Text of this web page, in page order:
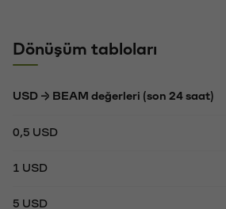
Dönüşüm tabloları
USD → BEAM değerleri (son 24 saat)
0,5 USD
1 USD
5 USD